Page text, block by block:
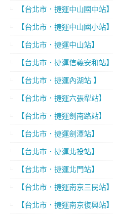
【台北市．捷運中山國中站】
【台北市．捷運中山國小站】
【台北市．捷運中山站】
【台北市．捷運信義安和站】
【台北市．捷運內湖站 】
【台北市．捷運六張犁站】
【台北市．捷運劍南路站】
【台北市．捷運劍潭站】
【台北市．捷運北投站】
【台北市．捷運北門站】
【台北市．捷運南京三民站】
【台北市．捷運南京復興站】